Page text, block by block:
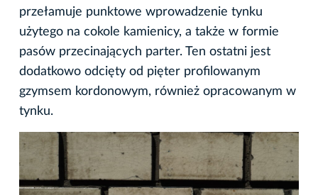
przełamuje punktowe wprowadzenie tynku
użytego na cokole kamienicy, a także w formie
pasów przecinających parter. Ten ostatni jest
dodatkowo odcięty od pięter profilowanym
gzymsem kordonowym, również opracowanym w
tynku.